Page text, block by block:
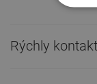
Rýchly kontakt